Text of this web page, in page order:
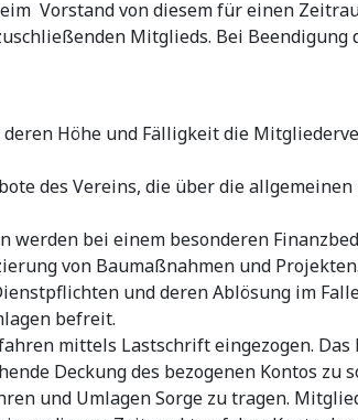
Vorstand von diesem für einen
Mitglieds. Bei
Höhe und Fälligkeit die
des Vereins, die über die
bei einem besonderen
von Baumaßnahmen und Projekten.
und deren Ablösung im
befreit.
mittels Lastschrift eingezogen.
Deckung des bezogenen Kontos zu
und Umlagen Sorge zu tragen.